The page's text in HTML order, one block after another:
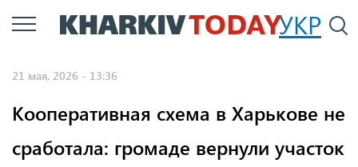
Перейти
к
УКР
21 мая, 2026 - 13:36
Кооперативная схема в Харькове не
сработала: громаде вернули участок